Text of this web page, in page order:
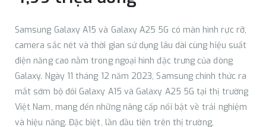
Samsung Galaxy A15 và Galaxy A25 5G có màn hình rực rỡ,
camera sắc nét và thời gian sử dụng lâu dài cùng hiệu suất
điện năng cao nằm trong ngoại hình đặc trưng của dòng
Galaxy. Ngày 11 tháng 12 năm 2023, Samsung chính thức ra
mắt sớm bộ đôi Galaxy A15 và Galaxy A25 5G tại thị trường
Việt Nam, mang đến những nâng cấp nổi bật về trải nghiệm
và hiệu năng. Đặc biệt, lần đầu tiên trên thị trường,